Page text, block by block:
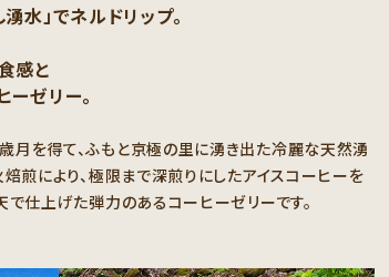
水」でネルドリップ。
感と
ゼリー。
を得て、ふもと京極の里に湧き出た冷麗な天然湧
煎により、極限まで深煎りにしたアイスコーヒーを
で仕上げた弾力のあるコーヒーゼリーです。